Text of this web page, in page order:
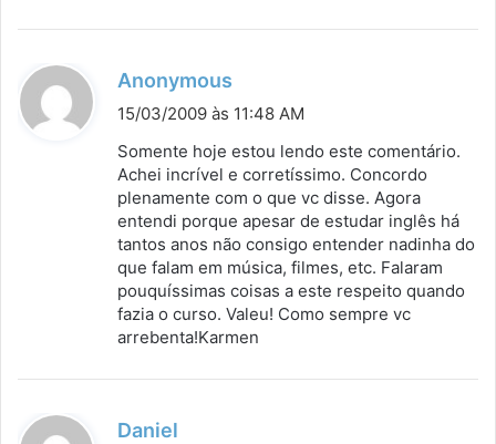
Anonymous
i
s
e
:
15/03/2009 às 11:48 AM
Somente hoje estou lendo este comentário.
Achei incrível e corretíssimo. Concordo
plenamente com o que vc disse. Agora
entendi porque apesar de estudar inglês há
tantos anos não consigo entender nadinha do
que falam em música, filmes, etc. Falaram
pouquíssimas coisas a este respeito quando
fazia o curso. Valeu! Como sempre vc
arrebenta!Karmen
Daniel